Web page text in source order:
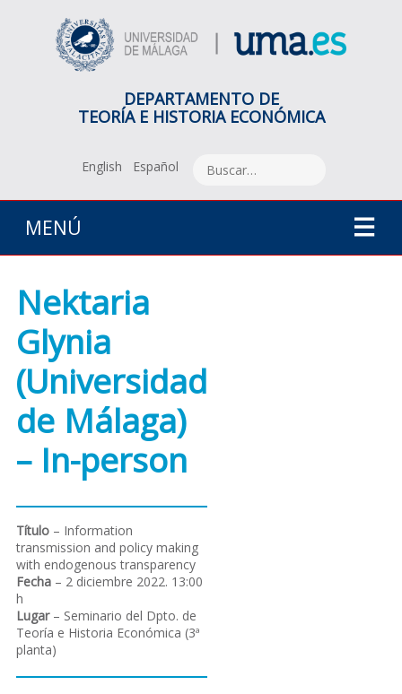
DEPARTAMENTO DE
TEORÍA E HISTORIA ECONÓMICA
English Español
MENÚ
Nektaria
Glynia
(Universidad
de Málaga)
– In-person
Título– Information
transmission and policy making
with endogenous transparency
Fecha– 2 diciembre 2022. 13:00
h
Lugar– Seminario del Dpto. de
Teoría e Historia Económica (3ª
planta)